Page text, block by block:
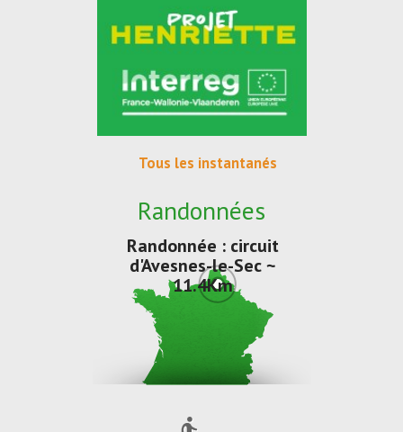
Tous les instantanés
Randonnées
Randonnée : circuit
d'Avesnes-le-Sec ~
11.4Km